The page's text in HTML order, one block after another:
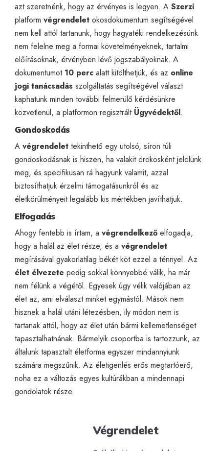
azt szeretnénk, hogy az érvényes is legyen. A Szerzi
platform végrendelet okosdokumentum segítségével
nem kell attól tartanunk, hogy hagyatéki rendelkezésünk
nem felelne meg a formai követelményeknek, tartalmi
előírásoknak, érvényben lévő jogszabályoknak. A
dokumentumot 10 perc alatt kitölthetjük, és az online
jogi tanácsadás szolgáltatás segítségével választ
kaphatunk minden további felmerülő kérdésünkre
közvetlenül, a platformon regisztrált Ügyvédektől.
Gondoskodás
A végrendelet tekinthető egy utolsó, síron túli
gondoskodásnak is hiszen, ha valakit örökösként jelölünk
meg, és specifikusan rá hagyunk valamit, azzal
biztosíthatjuk érzelmi támogatásunkról és az
életkörülményeit legalább kis mértékben javíthatjuk.
Elfogadás
Ahogy fentebb is írtam, a végrendelkező elfogadja,
hogy a halál az élet része, és a végrendelet
megírásával gyakorlatilag békét köt ezzel a ténnyel. Az
élet élvezete pedig sokkal könnyebbé válik, ha már
nem félünk a végétől. Egyesek úgy vélik valójában az
élet az, ami elválaszt minket egymástól. Mások nem
hisznek a halál utáni létezésben, ily módon nem is
tartanak attól, hogy az élet után bármi kellemetlenséget
tapasztalhatnának. Bármelyik csoportba is tartozzunk, az
általunk tapasztalt életforma egyszer mindannyiunk
számára megszűnik. Az életigenlés erős megtartóerő,
noha ez a változás egyes kultúrákban a mindennapi
gondolatok része.
Végrendelet